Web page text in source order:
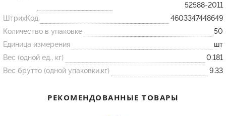
Трубка
Стержень
Пробка
Подставка
Лодочка
Ковш разливочный
52588-2011
ШтрихКод
4603347448649
Количество в упаковке
50
Единица измерения
шт
Вес (одной ед., кг)
0.181
Вес брутто (одной упаковки,кг)
9.33
РЕКОМЕНДОВАННЫЕ ТОВАРЫ